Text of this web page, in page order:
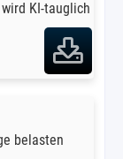
KI-tauglich
belasten